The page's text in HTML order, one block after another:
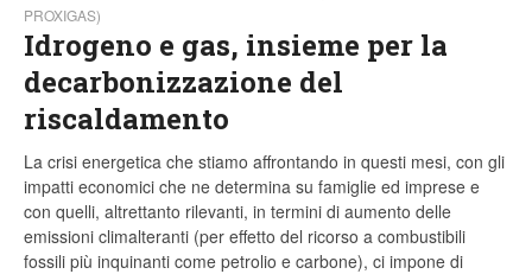
PROXIGAS)
Idrogeno e gas, insieme per la
decarbonizzazione del
riscaldamento
La crisi energetica che stiamo affrontando in questi mesi, con gli
impatti economici che ne determina su famiglie ed imprese e
con quelli, altrettanto rilevanti, in termini di aumento delle
emissioni climalteranti (per effetto del ricorso a combustibili
fossili più inquinanti come petrolio e carbone), ci impone di